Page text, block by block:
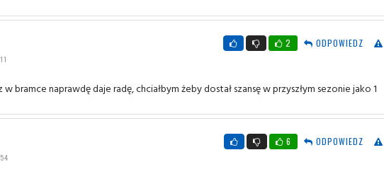
2 ODPOWIEDZ
bramce naprawdę daje radę, chciałbym żeby dostał szansę w przyszłym sezonie jako 1
6 ODPOWIEDZ